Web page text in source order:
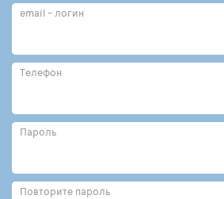
email - логин
Телефон
Пароль
Повторите пароль